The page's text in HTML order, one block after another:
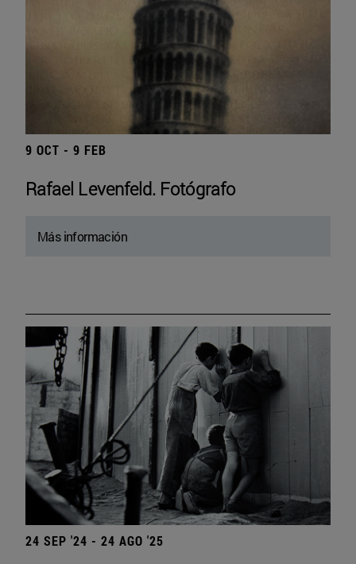
9 OCT - 9 FEB
Rafael Levenfeld. Fotógrafo
Más información
24 SEP '24 - 24 AGO '25